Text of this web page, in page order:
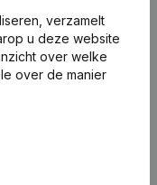
verzamelt
u deze website
over welke
over de manier